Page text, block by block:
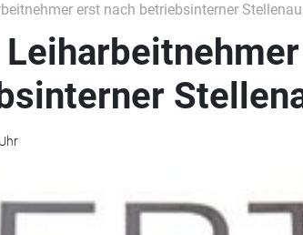
erst nach betriebsinterner